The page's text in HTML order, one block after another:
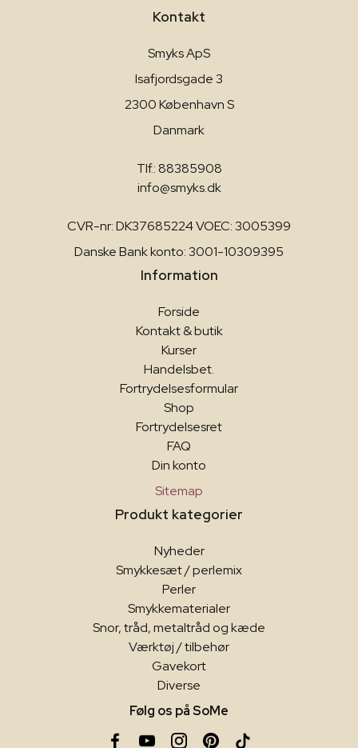
Kontakt
Smyks ApS
Isafjordsgade 3
2300 København S
Danmark
Tlf.: 88385908
info@smyks.dk
CVR-nr: DK37685224 VOEC: 3005399
Danske Bank konto: 3001-10309395
Information
Forside
Kontakt & butik
Kurser
Handelsbet.
Fortrydelsesformular
Shop
Fortrydelsesret
FAQ
Din konto
Sitemap
Produkt kategorier
Nyheder
Smykkesæt / perlemix
Perler
Smykkematerialer
Snor, tråd, metaltråd og kæde
Værktøj / tilbehør
Gavekort
Diverse
Følg os på SoMe